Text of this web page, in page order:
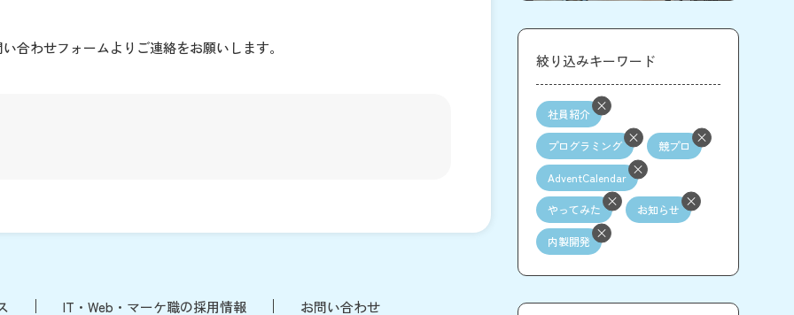
合わせフォームよりご連絡をお願いします。
IT・Web・マーケ職の採用情報 お問い合わせ
絞り込みキーワード
社員紹介
プログラミング 競プロ
AdventCalendar
やってみた お知らせ
内製開発